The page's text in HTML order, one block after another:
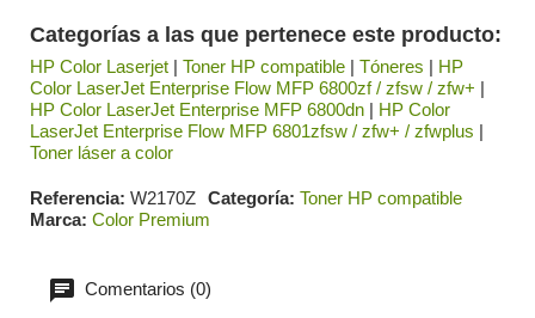
Categorías a las que pertenece este producto:
HP Color Laserjet | Toner HP compatible | Tóneres | HP
Color LaserJet Enterprise Flow MFP 6800zf / zfsw / zfw+ |
HP Color LaserJet Enterprise MFP 6800dn | HP Color
LaserJet Enterprise Flow MFP 6801zfsw / zfw+ / zfwplus |
Toner láser a color
Referencia W2170Z Categoría Toner HP compatible
Marca Color Premium
Comentarios (0)